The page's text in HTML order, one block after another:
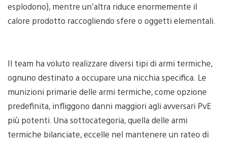
esplodono), mentre un’altra riduce enormemente il
calore prodotto raccogliendo sfere o oggetti elementali.
Il team ha voluto realizzare diversi tipi di armi termiche,
ognuno destinato a occupare una nicchia specifica. Le
munizioni primarie delle armi termiche, come opzione
predefinita, infliggono danni maggiori agli avversari PvE
più potenti. Una sottocategoria, quella delle armi
termiche bilanciate, eccelle nel mantenere un rateo di